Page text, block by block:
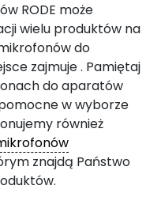
RODE może
wielu produktów na
do
zajmuje. Pamiętaj
do aparatów
w wyborze
również
znajdą Państwo